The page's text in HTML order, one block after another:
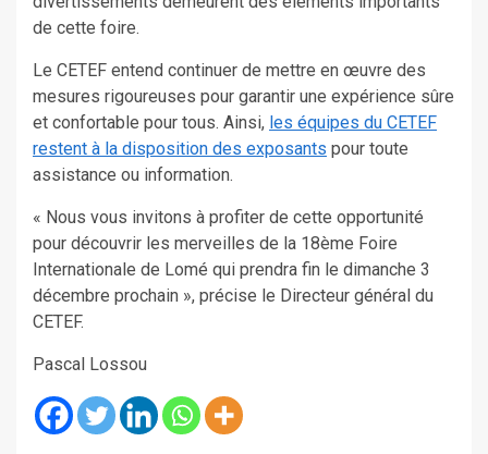
de cette foire.
Le CETEF entend continuer de mettre en œuvre des
mesures rigoureuses pour garantir une expérience sûre
et confortable pour tous. Ainsi, les équipes du CETEF
restent à la disposition des exposants pour toute
assistance ou information.
« Nous vous invitons à profiter de cette opportunité
pour découvrir les merveilles de la 18ème Foire
Internationale de Lomé qui prendra fin le dimanche 3
décembre prochain », précise le Directeur général du
CETEF.
Pascal Lossou